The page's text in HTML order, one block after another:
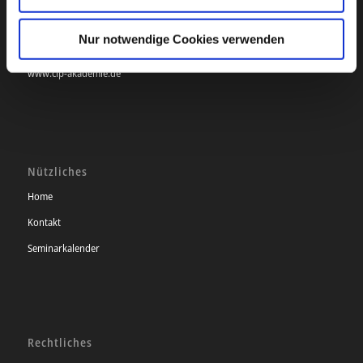
Nur notwendige Cookies verwenden
Telefon +49 (0)30 – 5 49 08 72-0
info@clp-akademie.de
www.clp-akademie.de
Nützliches
Home
Kontakt
Seminarkalender
Rechtliches